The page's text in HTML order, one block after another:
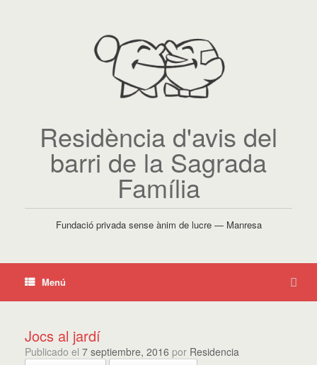
Residència d'avis del
barri de la Sagrada
Família
Fundació privada sense ànim de lucre — Manresa
Menú
Jocs al jardí
Publicado el 7 septiembre, 2016 por Residencia